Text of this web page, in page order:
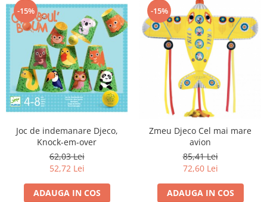
-15%
Joc de indemanare Djeco,
Knock-em-over
62,03 Lei
52,72 Lei
ADAUGA IN COS
-15%
Zmeu Djeco Cel mai mare
avion
85,41 Lei
72,60 Lei
ADAUGA IN COS